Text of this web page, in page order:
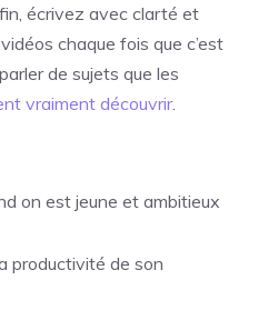
écrivez avec clarté et
chaque fois que c’est
de sujets que les
vraiment découvrir.
on est jeune et ambitieux
productivité de son